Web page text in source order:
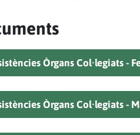
Òrgans Col·legiats -
Òrgans Col·legiats -